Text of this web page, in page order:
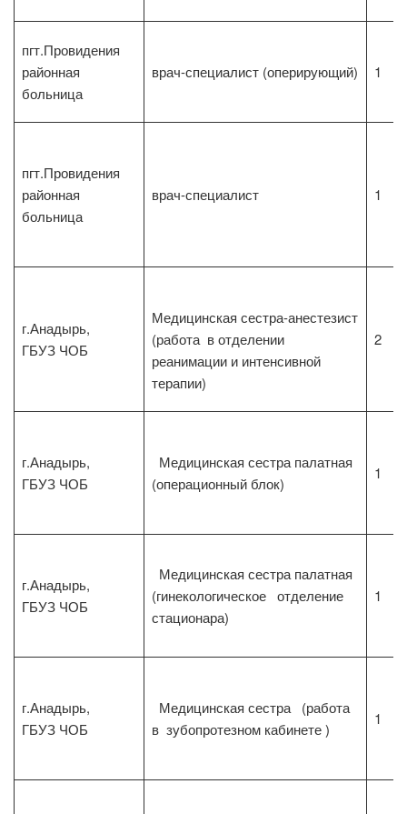
пгт.Провидения
районная
больница
врач-специалист (оперирующий) 1
пгт.Провидения
районная
больница
врач-специалист 1
г.Анадырь,
ГБУЗ ЧОБ
Медицинская сестра-анестезист
(работа в отделении
реанимации и интенсивной
терапии)
2
г.Анадырь,
ГБУЗ ЧОБ
Медицинская сестра палатная
(операционный блок)
1
г.Анадырь,
ГБУЗ ЧОБ
Медицинская сестра палатная
(гинекологическое отделение
стационара)
1
г.Анадырь,
ГБУЗ ЧОБ
Медицинская сестра (работа
в зубопротезном кабинете )
1